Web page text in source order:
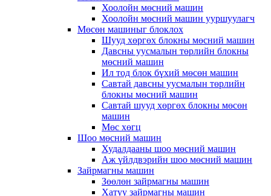
Хоолойн мөсний машин
Хоолойн мөсний машин ууршуулагч
Мөсөн машиныг блоклох
Шууд хөргөх блокны мөсний машин
Давсны уусмалын төрлийн блокны
мөсний машин
Ил тод блок бүхий мөсөн машин
Савтай давсны уусмалын төрлийн
блокны мөсний машин
Савтай шууд хөргөх блокны мөсөн
машин
Мөс хөгц
Шоо мөсний машин
Худалдааны шоо мөсний машин
Аж үйлдвэрийн шоо мөсний машин
Зайрмагны машин
Зөөлөн зайрмагны машин
Хатуу зайрмагны машин